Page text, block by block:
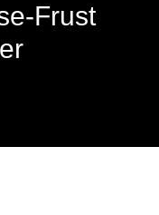
Frust